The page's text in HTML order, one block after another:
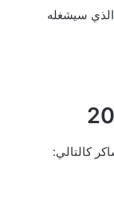
الذي سيشغله
كالتالي: